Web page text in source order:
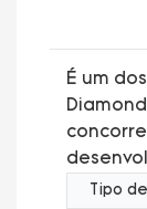
É um
Tipo